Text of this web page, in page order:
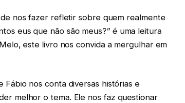
nos fazer refletir sobre quem realmente
eus que não são meus?” é uma leitura
este livro nos convida a mergulhar em
Fábio nos conta diversas histórias e
melhor o tema. Ele nos faz questionar